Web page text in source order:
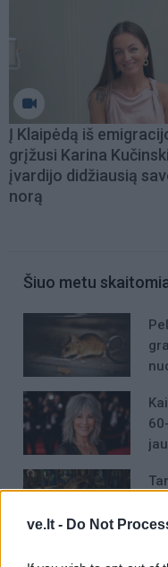
ve.lt - Do Not
Į Klaipėdą iš
grįžusi Karina
įvardijo didžiausią
norą
Šiuo metu